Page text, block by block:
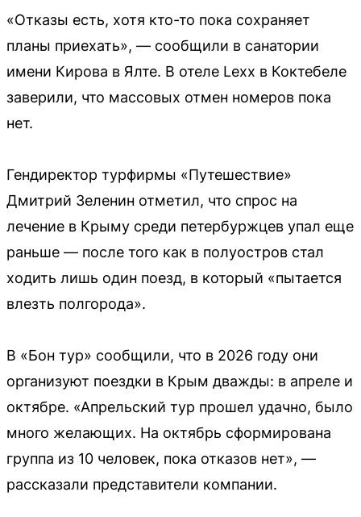
«Отказы есть, хотя кто-то пока сохраняет
планы приехать», — сообщили в санатории
имени Кирова в Ялте. В отеле Lexx в Коктебеле
заверили, что массовых отмен номеров пока
нет.
Гендиректор турфирмы «Путешествие»
Дмитрий Зеленин отметил, что спрос на
лечение в Крыму среди петербуржцев упал еще
раньше — после того как в полуостров стал
ходить лишь один поезд, в который «пытается
влезть полгорода».
В «Бон тур» сообщили, что в 2026 году они
организуют поездки в Крым дважды: в апреле и
октябре. «Апрельский тур прошел удачно, было
много желающих. На октябрь сформирована
группа из 10 человек, пока отказов нет», —
рассказали представители компании.